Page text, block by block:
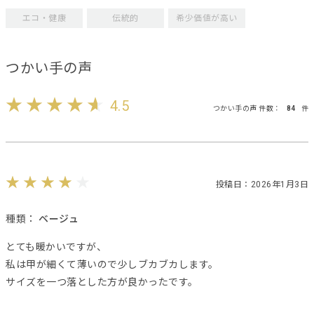
エコ・健康 伝統的 希少価値が高い
つかい手の声
4.5 つかい手の声 件数： 84 件
投稿日：2026年1月3日
種類： ベージュ
とても暖かいですが、
私は甲が細くて薄いので少しブカブカします。
サイズを一つ落とした方が良かったです。